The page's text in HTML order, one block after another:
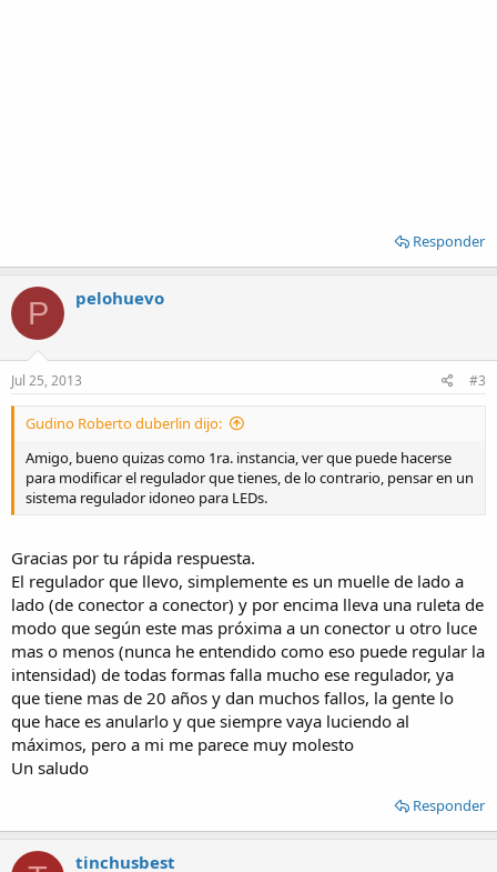
Responder
P pelohuevo
Jul 25, 2013 #3
Gudino Roberto duberlin dijo:
Amigo, bueno quizas como 1ra. instancia, ver que puede hacerse
para modificar el regulador que tienes, de lo contrario, pensar en un
sistema regulador idoneo para LEDs.
Gracias por tu rápida respuesta.
El regulador que llevo, simplemente es un muelle de lado a
lado (de conector a conector) y por encima lleva una ruleta de
modo que según este mas próxima a un conector u otro luce
mas o menos (nunca he entendido como eso puede regular la
intensidad) de todas formas falla mucho ese regulador, ya
que tiene mas de 20 años y dan muchos fallos, la gente lo
que hace es anularlo y que siempre vaya luciendo al
máximos, pero a mi me parece muy molesto
Un saludo
Responder
tinchusbest